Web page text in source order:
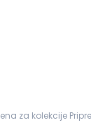
za kolekcije